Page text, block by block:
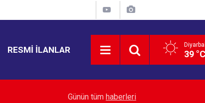
RESMI İLANLAR 39
TÜİK açıkladı: Türkiye’de turistlerin rotası değişti
Günün tüm haberleri